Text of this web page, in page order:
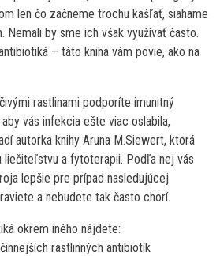
len čo začneme trochu kašľať, siahame
Nemali by sme ich však využívať často.
– táto kniha vám povie, ako na
rastlinami podporíte imunitný
vás infekcia ešte viac oslabila,
autorka knihy Aruna M.Siewert, ktorá
liečiteľstvu a fytoterapii. Podľa nej vás
lepšie pre prípad nasledujúcej
a nebudete tak často chorí.
okrem iného nájdete:
rastlinných antibiotík